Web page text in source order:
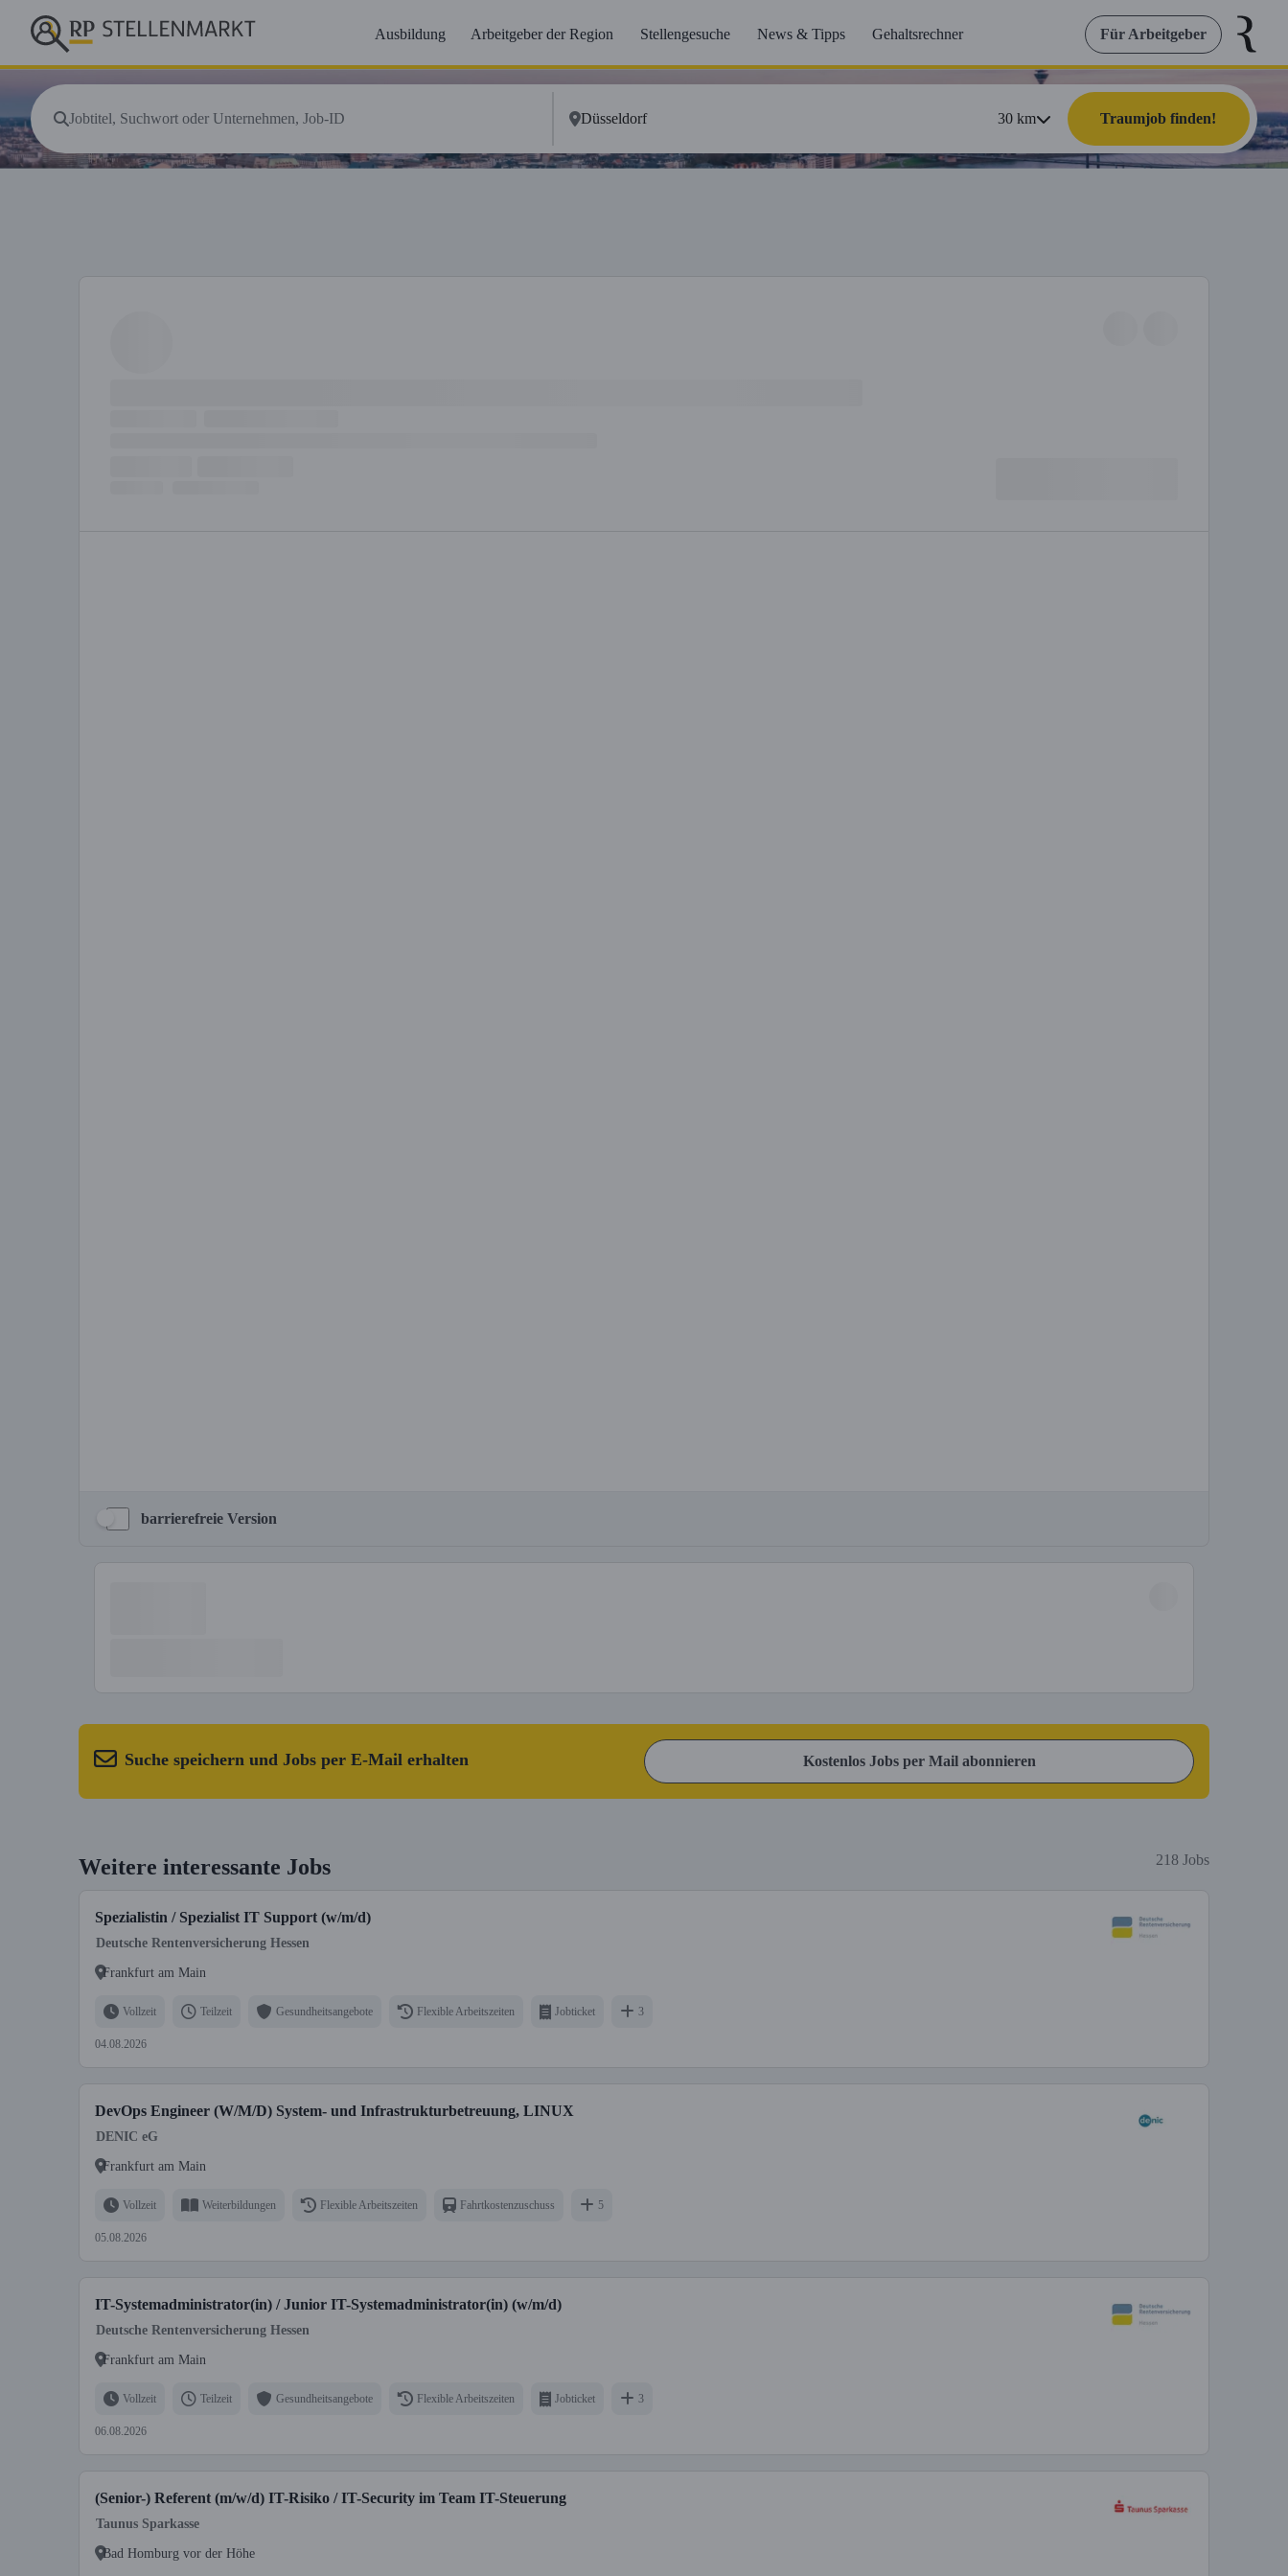
Ausbildung Arbeitgeber der Region Stellengesuche News & Tipps Gehaltsrechner Für Arbeitgeber
30km Traumjob finden!
barrierefreie Version
Suche speichern und Jobs per E-Mail erhalten Kostenlos Jobs per Mail abonnieren
Weitere interessante Jobs 218 Jobs
Spezialistin / Spezialist IT Support (w/m/d)
Deutsche Rentenversicherung Hessen
Frankfurt am Main
Vollzeit Teilzeit Gesundheitsangebote Flexible Arbeitszeiten Jobticket 3
04.08.2026
DevOps Engineer (W/M/D) System- und Infrastrukturbetreuung, LINUX
DENIC eG
Frankfurt am Main
Vollzeit Weiterbildungen Flexible Arbeitszeiten Fahrtkostenzuschuss 5
05.08.2026
IT-Systemadministrator(in) / Junior IT-Systemadministrator(in) (w/m/d)
Deutsche Rentenversicherung Hessen
Frankfurt am Main
Vollzeit Teilzeit Gesundheitsangebote Flexible Arbeitszeiten Jobticket 3
06.08.2026
(Senior-) Referent (m/w/d) IT-Risiko / IT-Security im Team IT-Steuerung
Taunus Sparkasse
Bad Homburg vor der Höhe